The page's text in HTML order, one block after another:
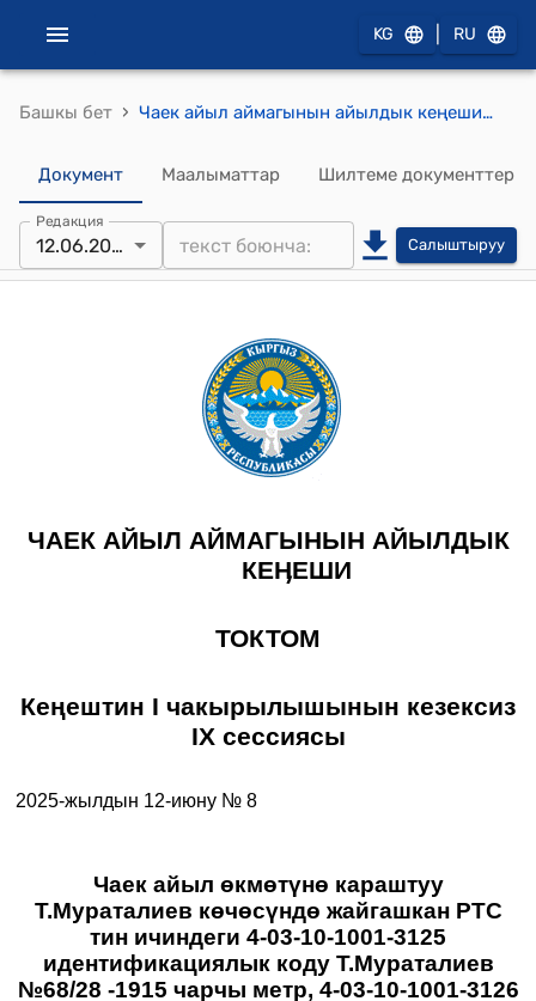
KG RU
Башкы бет › Чаек айыл аймагынын айылдык кеңешинин 2025-жылдын 12-июнундагы № 8 "Чаек айыл өкмөтүнө караштуу Т.Мураталиев көчөсүндө жайгашкан РТС тин ичиндеги 4-03-10-1001-3125 идентификациялык коду Т.Мураталиев №68/28 -1915 чарчы метр, 4-03-10-1001-3126 идентификациялык коду Т.Мураталиев №68/27 -912 чарчы метр максаттык багыты өндүрүш болгон калктуу конуштун ичинде жайгашкан жер тилкелерине “жер участок курулуш” багытына өзгөртүү жөнүндө" Токтому
Документ Маалыматтар Шилтеме документтер
Редакция
12.06.2025 Салыштыруу